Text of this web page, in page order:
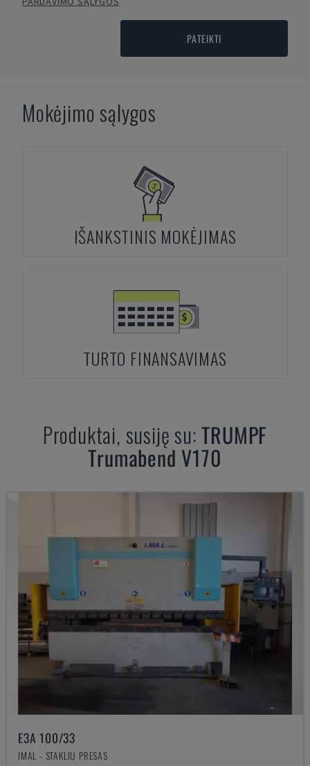
PATEIKTI
Mokėjimo sąlygos
IŠANKSTINIS MOKĖJIMAS
TURTO FINANSAVIMAS
Produktai, susiję su:TRUMPF
Trumabend V170
E3A 100/33
IMAL - STAKLIŲ PRESAS